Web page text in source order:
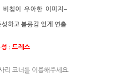
비침이 우아한 이미지~
하고 볼륨감 있게 연출
: 드레스
리 코너를 이용해주세요.